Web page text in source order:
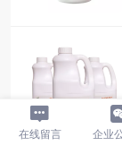
在线留言 企业